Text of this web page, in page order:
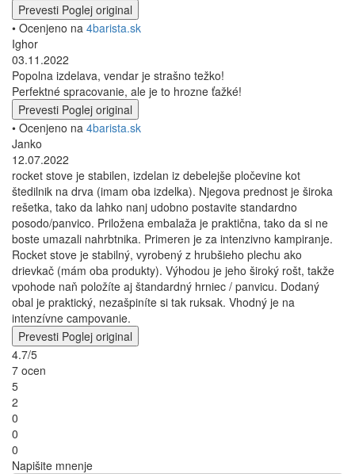
Prevesti Poglej original
• Ocenjeno na 4barista.sk
Ighor
03.11.2022
Popolna izdelava, vendar je strašno težko!
Perfektné spracovanie, ale je to hrozne ťažké!
Prevesti Poglej original
• Ocenjeno na 4barista.sk
Janko
12.07.2022
rocket stove je stabilen, izdelan iz debelejše pločevine kot
štedilnik na drva (imam oba izdelka). Njegova prednost je široka
rešetka, tako da lahko nanj udobno postavite standardno
posodo/panvico. Priložena embalaža je praktična, tako da si ne
boste umazali nahrbtnika. Primeren je za intenzivno kampiranje.
Rocket stove je stabilný, vyrobený z hrubšieho plechu ako
drievkač (mám oba produkty). Výhodou je jeho široký rošt, takže
vpohode naň položíte aj štandardný hrniec / panvicu. Dodaný
obal je praktický, nezašpiníte si tak ruksak. Vhodný je na
intenzívne campovanie.
Prevesti Poglej original
4.7/5
7 ocen
5
2
0
0
0
Napišite mnenje